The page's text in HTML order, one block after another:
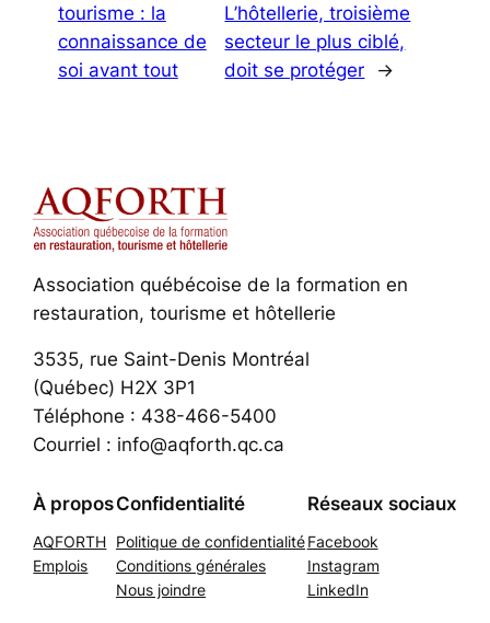
tourisme : la
connaissance de
soi avant tout
L’hôtellerie, troisième
secteur le plus ciblé,
doit se protéger
→
Association québécoise de la formation en
restauration, tourisme et hôtellerie
3535, rue Saint-Denis Montréal
(Québec) H2X 3P1
Téléphone : 438-466-5400
Courriel : info@aqforth.qc.ca
À propos
AQFORTH
Emplois
Confidentialité
Politique de confidentialité
Conditions générales
Nous joindre
Réseaux sociaux
Facebook
Instagram
LinkedIn